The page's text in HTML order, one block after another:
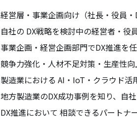
経営層・事業企画向け（社長・役員・
自社の DX戦略を検討中の経営者・役
事業企画・経営企画部門でDX推進を
競争力強化・人材不足対策・生産性
製造業における AI・IoT・クラウド
地方製造業のDX成功事例を知り、自
DX推進において 相談できるパートナ